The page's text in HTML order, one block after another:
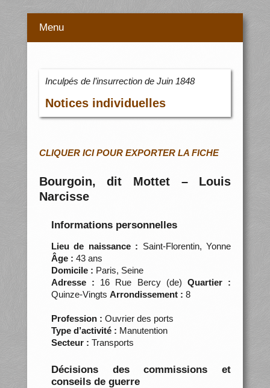
Menu
Inculpés de l’insurrection de Juin 1848
Notices individuelles
CLIQUER ICI POUR EXPORTER LA FICHE
Bourgoin, dit Mottet – Louis
Narcisse
Informations personnelles
Lieu de naissance : Saint-Florentin, Yonne
Âge : 43 ans
Domicile : Paris, Seine
Adresse : 16 Rue Bercy (de)Quartier :
Quinze-Vingts Arrondissement : 8
Profession : Ouvrier des ports
Type d’activité : Manutention
Secteur : Transports
Décisions des commissions et
conseils de guerre